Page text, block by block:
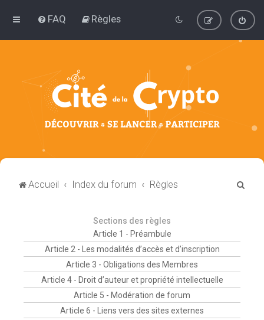
FAQ Règles
Accueil Index du forum Règles
Sections des règles
Article 1 - Préambule
Article 2 - Les modalités d’accès et d’inscription
Article 3 - Obligations des Membres
Article 4 - Droit d’auteur et propriété intellectuelle
Article 5 - Modération de forum
Article 6 - Liens vers des sites externes